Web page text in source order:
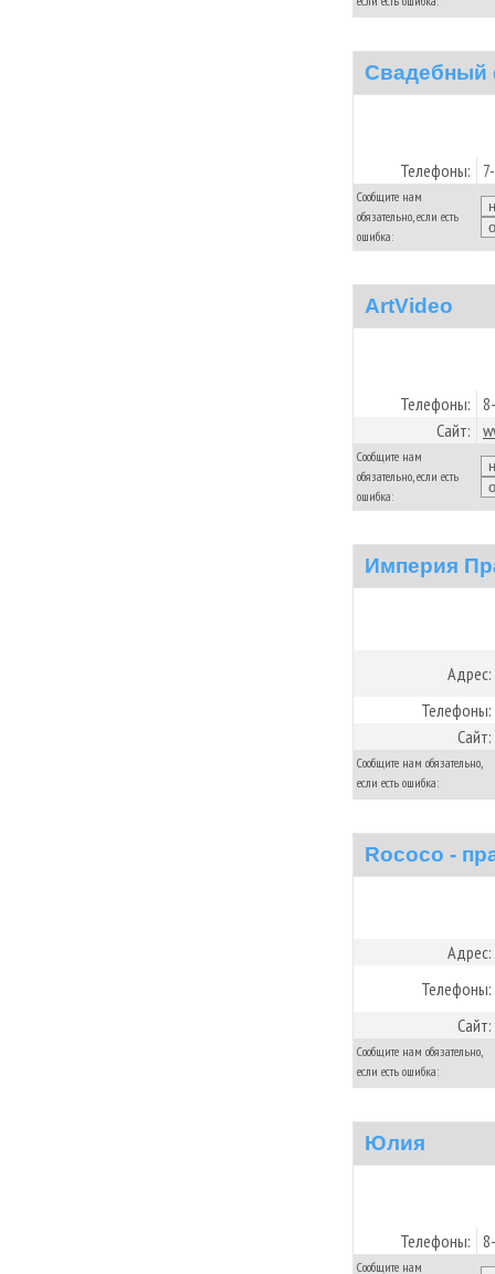
Свадебный
Телефоны:
Сообщите нам
обязательно, если есть
ошибка:
ArtVideo
Телефоны:
Сайт:
Сообщите нам
обязательно, если есть
ошибка:
Империя
Адрес:
Телефоны:
Сайт:
Сообщите нам обязательно,
если есть ошибка:
Rococo -
Адрес:
Телефоны:
Сайт:
Сообщите нам обязательно,
если есть ошибка:
Юлия
Телефоны:
Сообщите нам